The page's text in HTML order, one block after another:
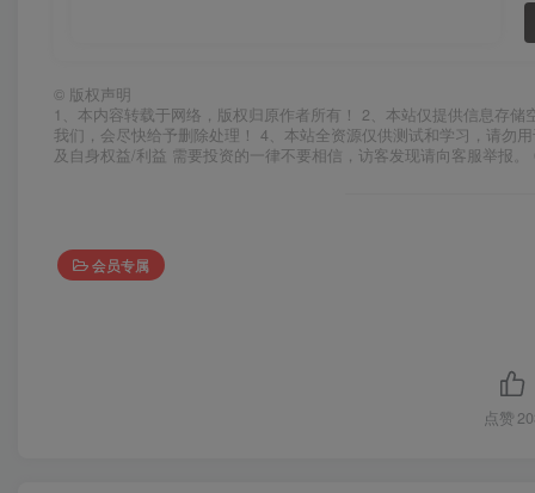
© 版权声明
1、本内容转载于网络，版权归原作者所有！ 2、本站仅提供信息存
我们，会尽快给予删除处理！ 4、本站全资源仅供测试和学习，请勿
及自身权益/利益 需要投资的一律不要相信，访客发现请向客服举报
会员专属
点赞